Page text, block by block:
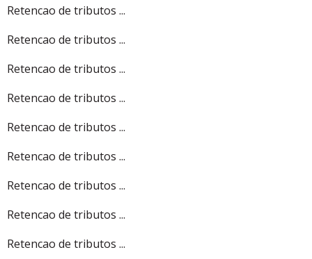
Retencao de tributos ...
Retencao de tributos ...
Retencao de tributos ...
Retencao de tributos ...
Retencao de tributos ...
Retencao de tributos ...
Retencao de tributos ...
Retencao de tributos ...
Retencao de tributos ...